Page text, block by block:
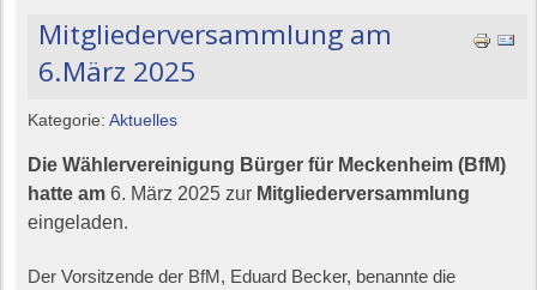
Mitgliederversammlung am
6.März 2025
Kategorie:Aktuelles
Die Wählervereinigung Bürger für Meckenheim (BfM)
hatte am 6. März 2025 zur Mitgliederversammlung
eingeladen.
Der Vorsitzende der BfM, Eduard Becker, benannte die